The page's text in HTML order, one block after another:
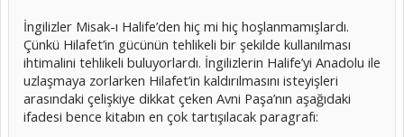
İngilizler Misak-ı Halife’den hiç mi hiç hoşlanmamışlardı.
Çünkü Hilafet’in gücünün tehlikeli bir şekilde kullanılması
ihtimalini tehlikeli buluyorlardı. İngilizlerin Halife’yi Anadolu ile
uzlaşmaya zorlarken Hilafet’in kaldırılmasını isteyişleri
arasındaki çelişkiye dikkat çeken Avni Paşa’nın aşağıdaki
ifadesi bence kitabın en çok tartışılacak paragrafı: